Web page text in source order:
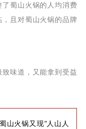
蜀山火锅的人均消费
且对蜀山火锅的品牌
味道，又能拿到受益
山火锅又现“人山人